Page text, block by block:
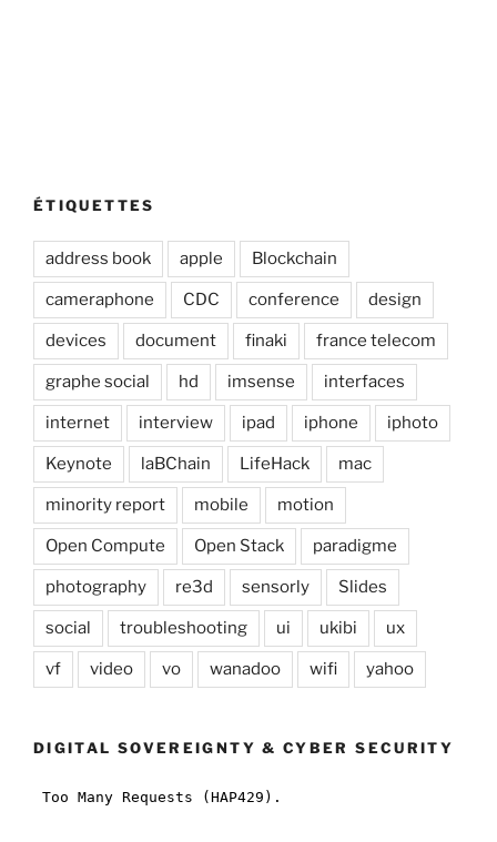
ÉTIQUETTES
address book apple Blockchain
cameraphone CDC conference design
devices document finaki france telecom
graphe social hd imsense interfaces
internet interview ipad iphone iphoto
Keynote laBChain LifeHack mac
minority report mobile motion
Open Compute Open Stack paradigme
photography re3d sensorly Slides
social troubleshooting ui ukibi ux
vf video vo wanadoo wifi yahoo
DIGITAL SOVEREIGNTY & CYBER SECURITY